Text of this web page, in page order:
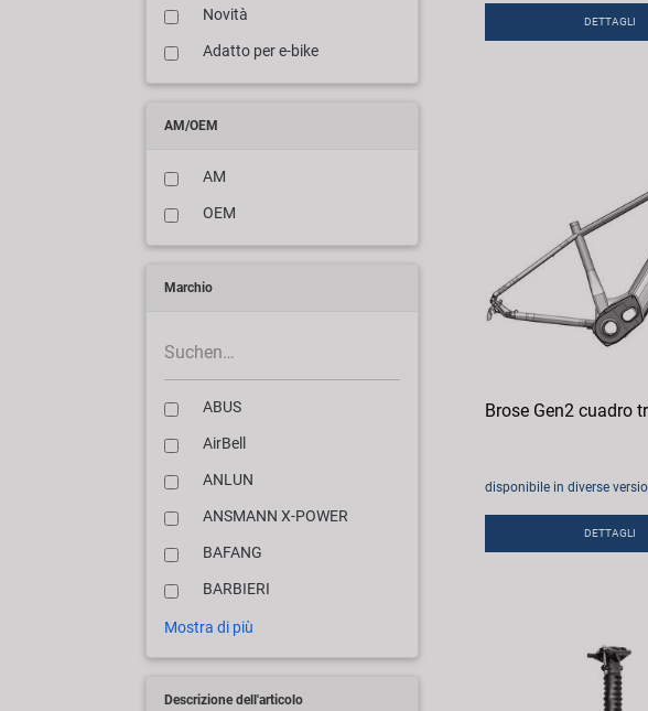
Novità
Adatto per e-bike
AM/OEM
AM
OEM
Marchio
ABUS
AirBell
ANLUN
ANSMANN X-POWER
BAFANG
BARBIERI
Mostra di più
Descrizione dell'articolo
DETTAGLI
Brose Gen2 cuadro
disponibile in diverse
DETTAGLI